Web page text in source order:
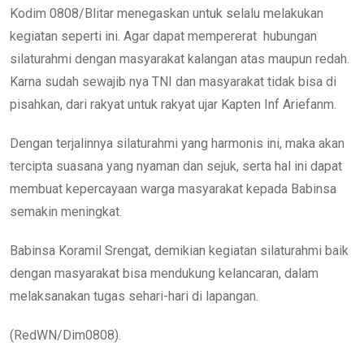
Kodim 0808/Blitar menegaskan untuk selalu melakukan
kegiatan seperti ini. Agar dapat mempererat hubungan
silaturahmi dengan masyarakat kalangan atas maupun redah.
Karna sudah sewajib nya TNI dan masyarakat tidak bisa di
pisahkan, dari rakyat untuk rakyat ujar Kapten Inf Ariefanm.
Dengan terjalinnya silaturahmi yang harmonis ini, maka akan
tercipta suasana yang nyaman dan sejuk, serta hal ini dapat
membuat kepercayaan warga masyarakat kepada Babinsa
semakin meningkat.
Babinsa Koramil Srengat, demikian kegiatan silaturahmi baik
dengan masyarakat bisa mendukung kelancaran, dalam
melaksanakan tugas sehari-hari di lapangan.
(RedWN/Dim0808).